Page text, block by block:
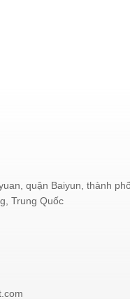
quận Baiyun, thành
Trung Quốc